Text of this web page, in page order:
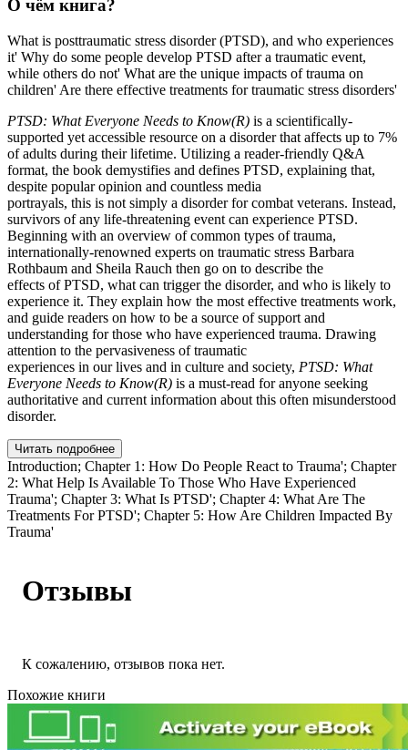
О чём книга?
What is posttraumatic stress disorder (PTSD), and who experiences
it' Why do some people develop PTSD after a traumatic event,
while others do not' What are the unique impacts of trauma on
children' Are there effective treatments for traumatic stress disorders'
PTSD: What Everyone Needs to Know(R) is a scientifically-
supported yet accessible resource on a disorder that affects up to 7%
of adults during their lifetime. Utilizing a reader-friendly Q&A
format, the book demystifies and defines PTSD, explaining that,
despite popular opinion and countless media
portrayals, this is not simply a disorder for combat veterans. Instead,
survivors of any life-threatening event can experience PTSD.
Beginning with an overview of common types of trauma,
internationally-renowned experts on traumatic stress Barbara
Rothbaum and Sheila Rauch then go on to describe the
effects of PTSD, what can trigger the disorder, and who is likely to
experience it. They explain how the most effective treatments work,
and guide readers on how to be a source of support and
understanding for those who have experienced trauma. Drawing
attention to the pervasiveness of traumatic
experiences in our lives and in culture and society, PTSD: What
Everyone Needs to Know(R) is a must-read for anyone seeking
authoritative and current information about this often misunderstood
disorder.
Читать подробнее
Introduction; Chapter 1: How Do People React to Trauma'; Chapter
2: What Help Is Available To Those Who Have Experienced
Trauma'; Chapter 3: What Is PTSD'; Chapter 4: What Are The
Treatments For PTSD'; Chapter 5: How Are Children Impacted By
Trauma'
Отзывы
К сожалению, отзывов пока нет.
Похожие книги